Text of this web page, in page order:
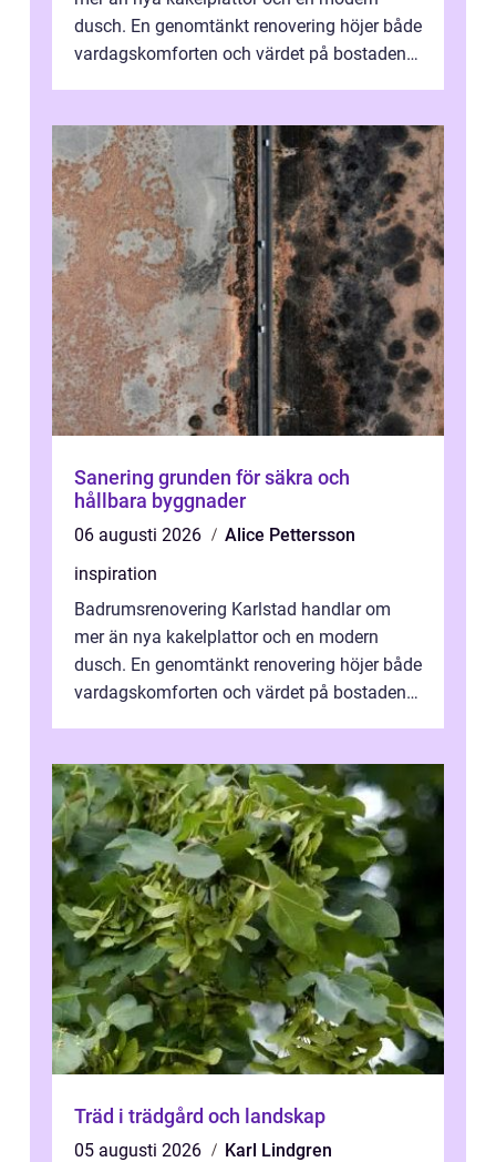
dusch. En genomtänkt renovering höjer både
vardagskomforten och värdet på bostaden.
Sanering grunden för säkra och
hållbara byggnader
06 augusti 2026
Alice Pettersson
inspiration
Badrumsrenovering Karlstad handlar om
mer än nya kakelplattor och en modern
dusch. En genomtänkt renovering höjer både
vardagskomforten och värdet på bostaden.
Träd i trädgård och landskap
05 augusti 2026
Karl Lindgren